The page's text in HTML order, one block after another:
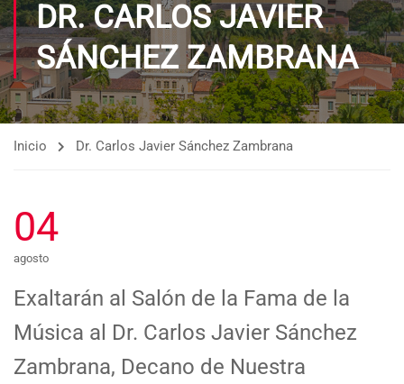
DR. CARLOS JAVIER
SÁNCHEZ ZAMBRANA
Inicio Dr. Carlos Javier Sánchez Zambrana
04
agosto
Exaltarán al Salón de la Fama de la
Música al Dr. Carlos Javier Sánchez
Zambrana, Decano de Nuestra